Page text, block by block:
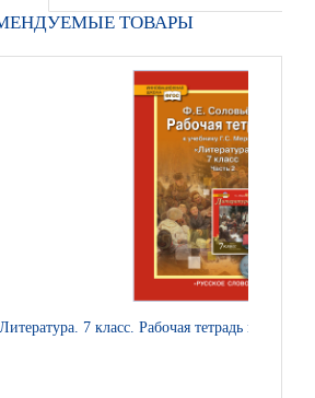
ТОВАРЫ
7 класс. Рабочая тетрадь к